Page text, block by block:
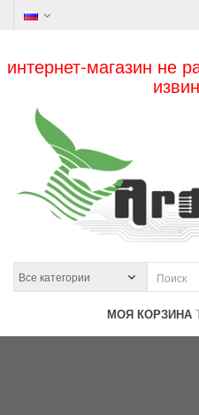
интернет-магазин не
МОЯ КОРЗИНА